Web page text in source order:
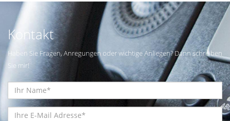
Kontakt
Haben Sie Fragen, Anregungen oder wichtige Anliegen? Dann schreiben
Sie mir!